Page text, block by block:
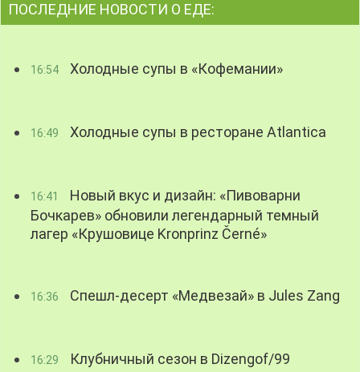
ПОСЛЕДНИЕ НОВОСТИ О ЕДЕ:
16:54 Холодные супы в «Кофемании»
16:49 Холодные супы в ресторане Atlantica
16:41
Новый вкус и дизайн: «Пивоварни
Бочкарев» обновили легендарный темный
лагер «Крушовице Kronprinz Černé»
16:36 Спешл-десерт «Медвезай» в Jules Zang
16:29 Клубничный сезон в Dizengof/99